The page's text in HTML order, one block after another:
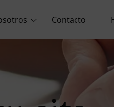
Contacto